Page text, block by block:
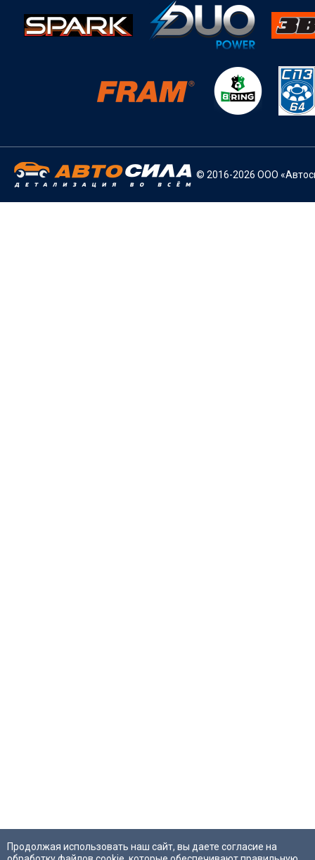
© 2016-2026 ООО
Продолжая использовать наш сайт, вы даете согласие на